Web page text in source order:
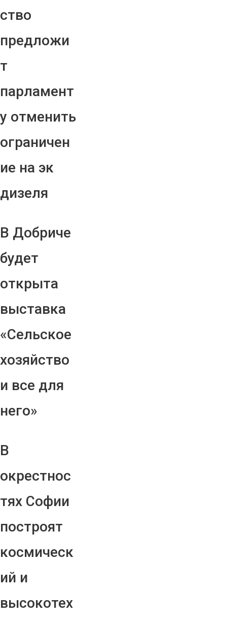
ство
предложи
т
парламент
у отменить
ограничен
ие на эк
дизеля
В Добриче
будет
открыта
выставка
«Сельское
хозяйство
и все для
него»
В
окрестнос
тях Софии
построят
космическ
ий и
высокотех